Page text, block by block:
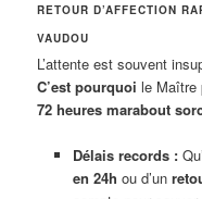
RETOUR D’AFFECTION
VAUDOU
L’attente est souvent
C’est pourquoi le
72 heures marabout
Délais records :
en 24h ou d’un